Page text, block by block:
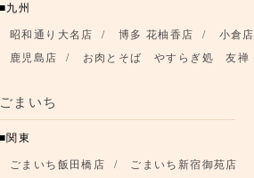
九州
昭和通り大名店 博多 花柚香店
小倉店
鹿児島店
お肉とそば やすらぎ処 友禅
ごまいち
関東
ごまいち飯田橋店 ごまいち新宿御苑店